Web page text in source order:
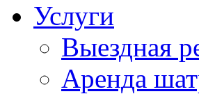
Услуги
Выездная
Аренда